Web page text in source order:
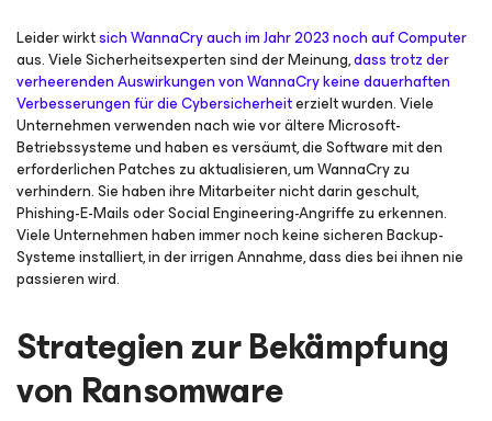
Leider wirktsich WannaCry auch im Jahr 2023 noch auf Computer
aus. Viele Sicherheitsexperten sind der Meinung,dass trotz der
verheerenden Auswirkungen von WannaCry keine dauerhaften
Verbesserungen für die Cybersicherheiterzielt wurden. Viele
Unternehmen verwenden nach wie vor ältere Microsoft-
Betriebssysteme und haben es versäumt, die Software mit den
erforderlichen Patches zu aktualisieren, um WannaCry zu
verhindern. Sie haben ihre Mitarbeiter nicht darin geschult,
Phishing-E-Mails oder Social Engineering-Angriffe zu erkennen.
Viele Unternehmen haben immer noch keine sicheren Backup-
Systeme installiert, in der irrigen Annahme, dass dies bei ihnen nie
passieren wird.
Strategien zur Bekämpfung
von Ransomware